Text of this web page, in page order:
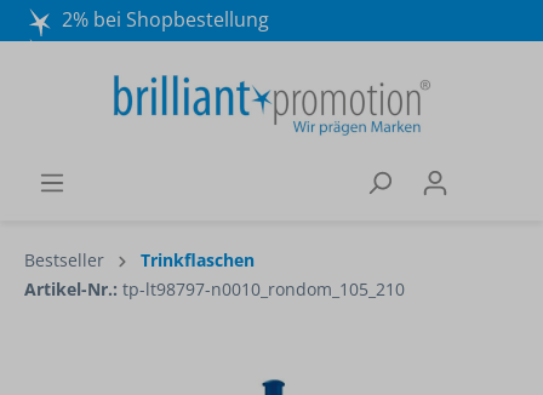
2% bei Shopbestellung
Wir beraten Sie gerne:
040 / 570 18 25 70
Bestseller
Trinkflaschen
Artikel-Nr.: tp-lt98797-n0010_rondom_105_210